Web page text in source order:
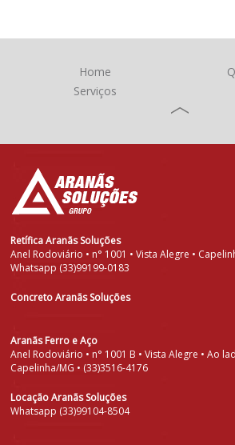
Home
Serviços
Retífica Aranãs Soluções
Anel Rodoviário • n° 1001 • Vista Alegre •
Whatsapp (33)99199-0183
Concreto Aranãs Soluções
Aranãs Ferro e Aço
Anel Rodoviário • n° 1001 B • Vista Alegre • Ao
Capelinha/MG • (33)3516-4176
Locação Aranãs Soluções
Whatsapp (33)99104-8504